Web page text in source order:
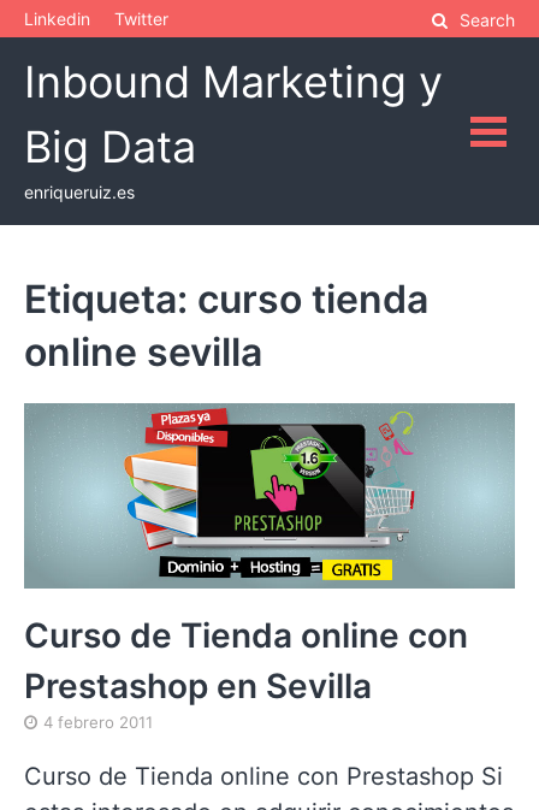
Skip
content
Linkedin Twitter Search
Inbound Marketing y
Big Data
enriqueruiz.es
Etiqueta: curso tienda
online sevilla
Curso de Tienda online con
Prestashop en Sevilla
4 febrero 2011
Curso de Tienda online con Prestashop Si